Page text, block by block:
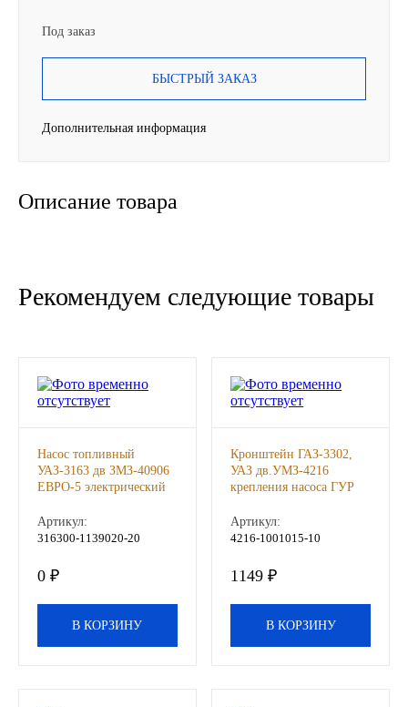
UNIX
BP VISCO
Оригинальные масла
MOZER
North Sea Lubricants
АПП
Под заказ
БЫСТРЫЙ ЗАКАЗ
Дополнительная информация
Описание товара
Рекомендуем следующие товары
Насос топливный
УАЗ-3163 дв ЗМЗ-40906
ЕВРО-5 электрический
УАЗ), шт
Артикул:
316300-1139020-20
0 ₽
В КОРЗИНУ
Кронштейн ГАЗ-3302,
УАЗ дв.УМЗ-4216
крепления насоса ГУР
Артикул:
4216-1001015-10
1149 ₽
В КОРЗИНУ